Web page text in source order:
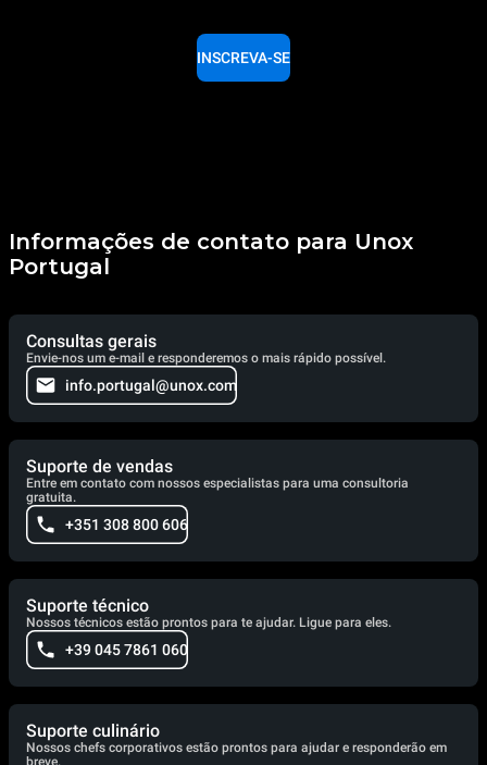
INSCREVA-SE
Informações de contato para Unox
Portugal
Consultas gerais
Envie-nos um e-mail e responderemos o mais rápido possível.
info.portugal@unox.com
Suporte de vendas
Entre em contato com nossos especialistas para uma consultoria
gratuita.
+351 308 800 606
Suporte técnico
Nossos técnicos estão prontos para te ajudar. Ligue para eles.
+39 045 7861 060
Suporte culinário
Nossos chefs corporativos estão prontos para ajudar e responderão em
breve.